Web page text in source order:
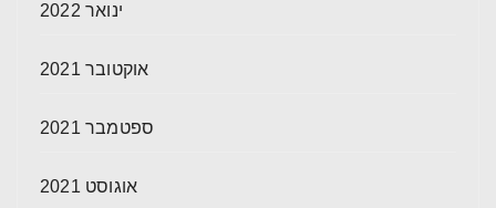
ינואר 2022
אוקטובר 2021
ספטמבר 2021
אוגוסט 2021